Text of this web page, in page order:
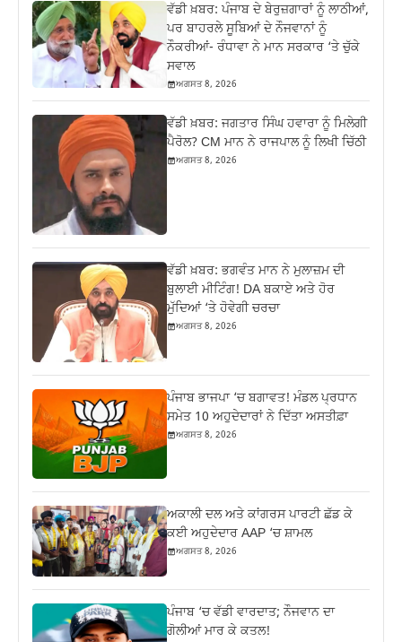
ਵੱਡੀ ਖ਼ਬਰ: ਪੰਜਾਬ ਦੇ ਬੇਰੁਜ਼ਗਾਰਾਂ ਨੂੰ ਲਾਠੀਆਂ,
ਪਰ ਬਾਹਰਲੇ ਸੂਬਿਆਂ ਦੇ ਨੌਜਵਾਨਾਂ ਨੂੰ
ਨੌਕਰੀਆਂ- ਰੰਧਾਵਾ ਨੇ ਮਾਨ ਸਰਕਾਰ ‘ਤੇ ਚੁੱਕੇ
ਸਵਾਲ
ਅਗਸਤ 8, 2026
ਵੱਡੀ ਖ਼ਬਰ: ਜਗਤਾਰ ਸਿੰਘ ਹਵਾਰਾ ਨੂੰ ਮਿਲੇਗੀ
ਪੈਰੋਲ? CM ਮਾਨ ਨੇ ਰਾਜਪਾਲ ਨੂੰ ਲਿਖੀ ਚਿੱਠੀ
ਅਗਸਤ 8, 2026
ਵੱਡੀ ਖ਼ਬਰ: ਭਗਵੰਤ ਮਾਨ ਨੇ ਮੁਲਾਜ਼ਮ ਦੀ
ਬੁਲਾਈ ਮੀਟਿੰਗ! DA ਬਕਾਏ ਅਤੇ ਹੋਰ
ਮੁੱਦਿਆਂ ‘ਤੇ ਹੋਵੇਗੀ ਚਰਚਾ
ਅਗਸਤ 8, 2026
ਪੰਜਾਬ ਭਾਜਪਾ ‘ਚ ਬਗਾਵਤ! ਮੰਡਲ ਪ੍ਰਧਾਨ
ਸਮੇਤ 10 ਅਹੁਦੇਦਾਰਾਂ ਨੇ ਦਿੱਤਾ ਅਸਤੀਫ਼ਾ
ਅਗਸਤ 8, 2026
ਅਕਾਲੀ ਦਲ ਅਤੇ ਕਾਂਗਰਸ ਪਾਰਟੀ ਛੱਡ ਕੇ
ਕਈ ਅਹੁਦੇਦਾਰ AAP ‘ਚ ਸ਼ਾਮਲ
ਅਗਸਤ 8, 2026
ਪੰਜਾਬ ‘ਚ ਵੱਡੀ ਵਾਰਦਾਤ; ਨੌਜਵਾਨ ਦਾ
ਗੋਲੀਆਂ ਮਾਰ ਕੇ ਕਤਲ!